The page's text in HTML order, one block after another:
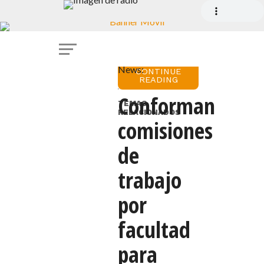
Conforman
comisiones
de
trabajo
por
facultad
para
Punta
Arenas.
30
junio
2017.
Tal
y
como
se
acordó
en
CONTINUE
READING
News:
TEMAS
RELACIONADOS